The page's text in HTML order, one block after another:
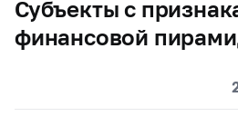
Субъекты с
финансовой